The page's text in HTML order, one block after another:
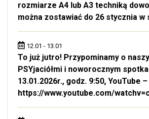
rozmiarze A4 lub A3 techniką
można zostawiać do 26 stycznia w
12.01 - 13.01
To już jutro! Przypominamy o
PSYjaciółmi i noworocznym
13.01.2026r., godz. 9:50, YouTube
https://www.youtube.com/